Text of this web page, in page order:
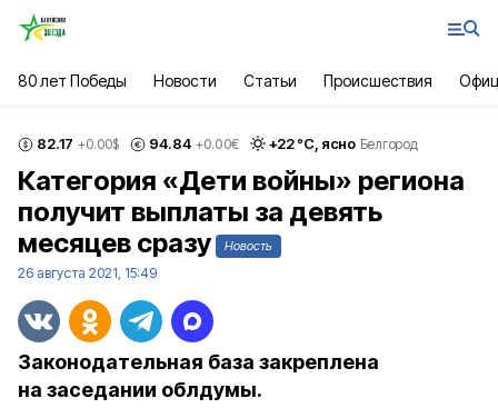
80 лет Победы Новости Статьи Происшествия
82.17 +0.00$ 94.84 +0.00€ +22°С, ясно Белгород
Категория «Дети войны» региона
получит выплаты за девять
месяцев сразу
Новость
26 августа 2021, 15:49
Законодательная база закреплена
на заседании облдумы.